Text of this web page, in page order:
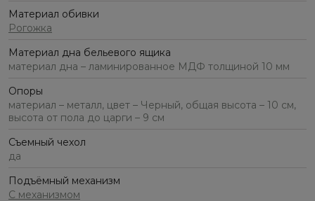
Материал обивки
Рогожка
Материал дна бельевого ящика
материал дна – ламинированное МДФ толщиной 10 мм
Опоры
материал – металл, цвет – Черный, общая высота – 10 см,
высота от пола до царги – 9 см
Съемный чехол
да
Подъёмный механизм
С механизмом